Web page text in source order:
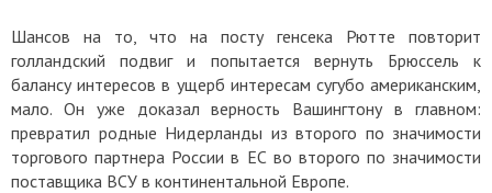
Шансов на то, что на посту генсека Рютте повторит
голландский подвиг и попытается вернуть Брюссель к
балансу интересов в ущерб интересам сугубо американским,
мало. Он уже доказал верность Вашингтону в главном:
превратил родные Нидерланды из второго по значимости
торгового партнера России в ЕС во второго по значимости
поставщика ВСУ в континентальной Европе.